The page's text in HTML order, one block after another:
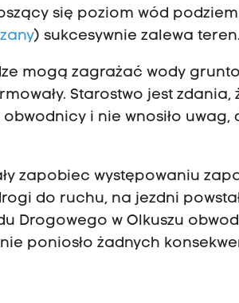
się poziom wód
) sukcesywnie zalewa teren.
mogą zagrażać wody
Starostwo jest zdania,
i nie wnosiło uwag,
zapobiec występowaniu
do ruchu, na jezdni
Drogowego w Olkuszu
poniosło żadnych